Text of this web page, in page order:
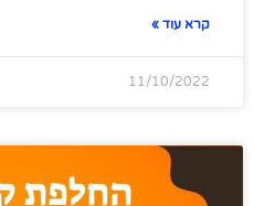
קרא עוד »
11/10/2022